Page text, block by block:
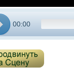
00:00